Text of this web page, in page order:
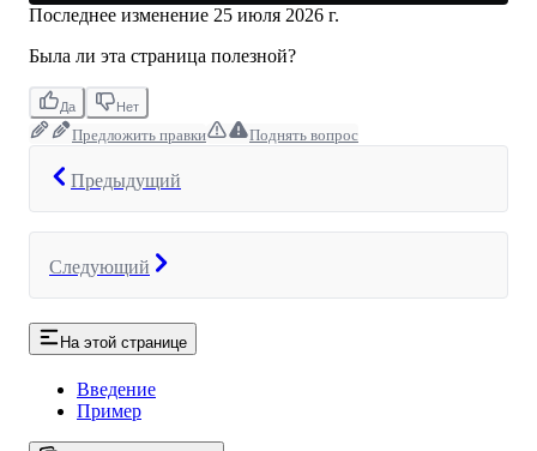
Последнее изменение 25 июля 2026 г.
Была ли эта страница полезной?
Да Нет
Предложить правки Поднять вопрос
Предыдущий
Следующий
На этой странице
Введение
Пример